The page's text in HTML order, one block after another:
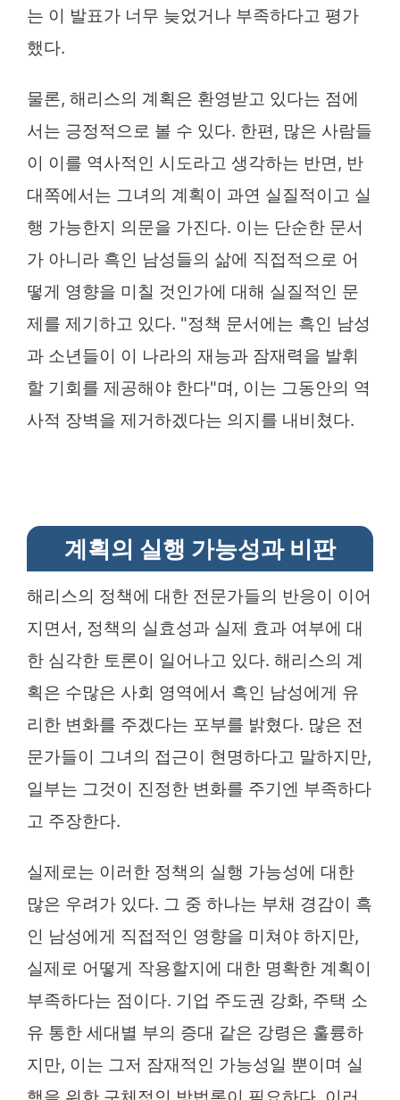
는 이 발표가 너무 늦었거나 부족하다고 평가
했다.
물론, 해리스의 계획은 환영받고 있다는 점에
서는 긍정적으로 볼 수 있다. 한편, 많은 사람들
이 이를 역사적인 시도라고 생각하는 반면, 반
대쪽에서는 그녀의 계획이 과연 실질적이고 실
행 가능한지 의문을 가진다. 이는 단순한 문서
가 아니라 흑인 남성들의 삶에 직접적으로 어
떻게 영향을 미칠 것인가에 대해 실질적인 문
제를 제기하고 있다. "정책 문서에는 흑인 남성
과 소년들이 이 나라의 재능과 잠재력을 발휘
할 기회를 제공해야 한다"며, 이는 그동안의 역
사적 장벽을 제거하겠다는 의지를 내비쳤다.
계획의 실행 가능성과 비판
해리스의 정책에 대한 전문가들의 반응이 이어
지면서, 정책의 실효성과 실제 효과 여부에 대
한 심각한 토론이 일어나고 있다. 해리스의 계
획은 수많은 사회 영역에서 흑인 남성에게 유
리한 변화를 주겠다는 포부를 밝혔다. 많은 전
문가들이 그녀의 접근이 현명하다고 말하지만,
일부는 그것이 진정한 변화를 주기엔 부족하다
고 주장한다.
실제로는 이러한 정책의 실행 가능성에 대한
많은 우려가 있다. 그 중 하나는 부채 경감이 흑
인 남성에게 직접적인 영향을 미쳐야 하지만,
실제로 어떻게 작용할지에 대한 명확한 계획이
부족하다는 점이다. 기업 주도권 강화, 주택 소
유 통한 세대별 부의 증대 같은 강령은 훌륭하
지만, 이는 그저 잠재적인 가능성일 뿐이며 실